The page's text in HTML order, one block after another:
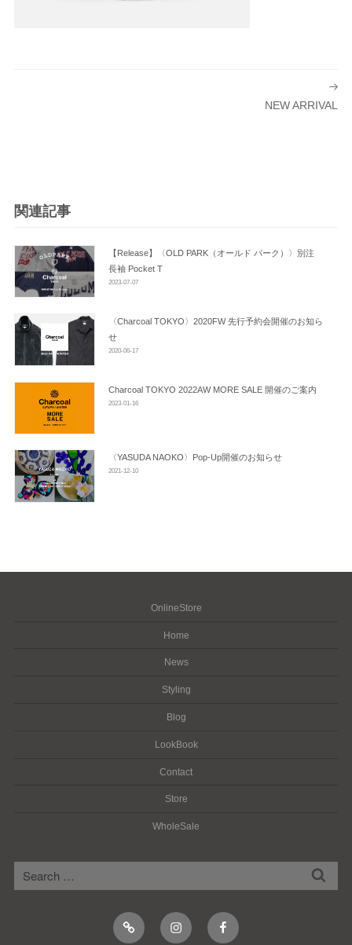
シ
ン
NEW ARRIVAL
関連記事
【Release】〈OLD PARK（オールド パーク）〉別注
長袖 Pocket T
2023-07-07
〈Charcoal TOKYO〉2020FW 先行予約会開催のお知ら
せ
2020-06-17
Charcoal TOKYO 2022AW MORE SALE 開催のご案内
2023-01-16
〈YASUDA NAOKO〉Pop-Up開催のお知らせ
2021-12-10
OnlineStore
Home
News
Styling
Blog
LookBook
Contact
Store
WholeSale
Online
Shop
InstagramFacebook